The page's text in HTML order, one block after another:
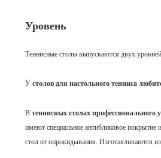
Уровень
Теннисные столы выпускаются двух
У столов для настольного тенниса
В теннисных столах профессионального
имеют специальное антибликовое
стол от опрокидывания. Изготавливаются